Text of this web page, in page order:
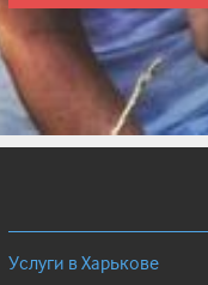
Услуги в Харькове